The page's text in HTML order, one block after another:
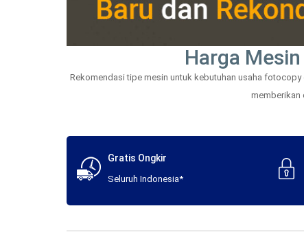
Harga
Rekomendasi tipe mesin untuk kebutuhan usaha
memberikan
Gratis Ongkir
Seluruh Indonesia*